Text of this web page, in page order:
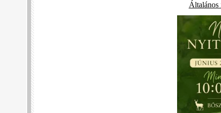
Általános